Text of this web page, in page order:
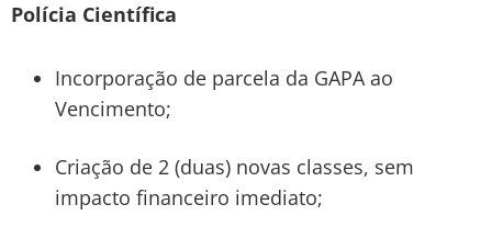
Polícia Científica
Incorporação de parcela da GAPA ao
Vencimento;
Criação de 2 (duas) novas classes, sem
impacto financeiro imediato;